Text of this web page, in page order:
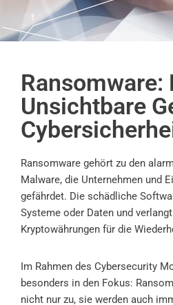
Ransomware:
Unsichtbare
Ransomware gehört zu den
Malware, die Unternehmen und
gefährdet. Die schädliche
Systeme oder Daten und
Kryptowährungen für die
Im Rahmen des Cybersecurity
besonders in den Fokus:
nicht nur zu, sie werden auch